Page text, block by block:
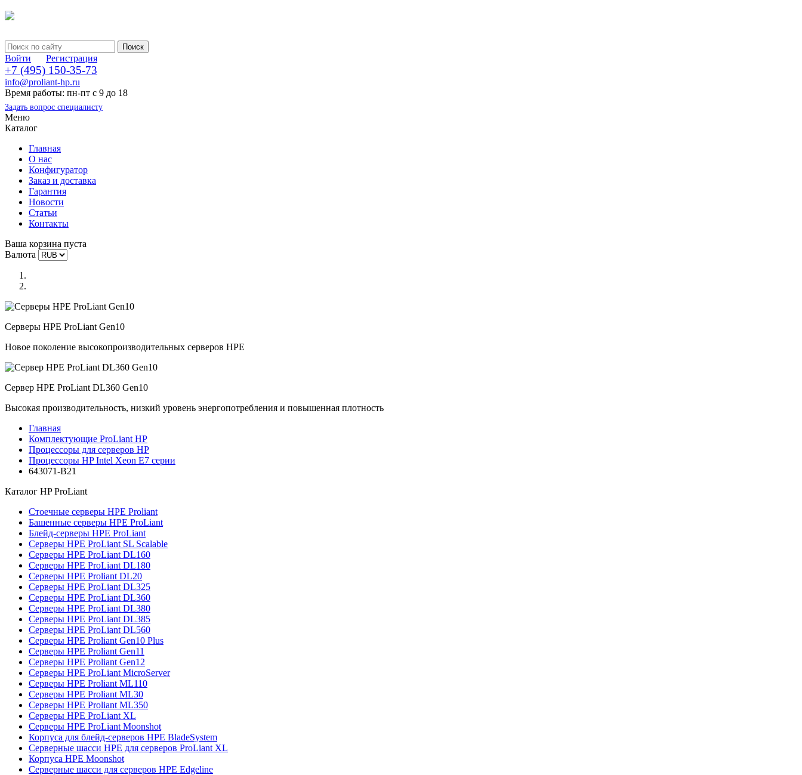
Войти Регистрация
+7 (495) 150-35-73
info@proliant-hp.ru
Время работы: пн-пт с 9 до 18
Задать вопрос специалисту
Меню
Каталог
Главная
О нас
Конфигуратор
Заказ и доставка
Гарантия
Новости
Статьи
Контакты
Ваша корзина пуста
Валюта
Серверы HPE ProLiant Gen10
Новое поколение высокопроизводительных серверов HPE
Сервер HPE ProLiant DL360 Gen10
Высокая производительность, низкий уровень энергопотребления и повышенная плотность
Главная
Комплектующие ProLiant HP
Процессоры для серверов HP
Процессоры HP Intel Xeon E7 серии
643071-B21
Каталог HP ProLiant
Стоечные серверы HPE Proliant
Башенные серверы HPE ProLiant
Блейд-серверы HPE ProLiant
Серверы HPE ProLiant SL Scalable
Серверы HPE ProLiant DL160
Серверы HPE ProLiant DL180
Серверы HPE Proliant DL20
Серверы HPE ProLiant DL325
Серверы HPE ProLiant DL360
Серверы HPE ProLiant DL380
Серверы HPE ProLiant DL385
Серверы HPE ProLiant DL560
Серверы HPE Proliant Gen10 Plus
Серверы HPE Proliant Gen11
Серверы HPE Proliant Gen12
Серверы HPE ProLiant MicroServer
Серверы HPE Proliant ML110
Серверы HPE Proliant ML30
Серверы HPE Proliant ML350
Серверы HPE ProLiant XL
Серверы HPE ProLiant Moonshot
Корпуса для блейд-серверов HPE BladeSystem
Серверные шасси HPE для серверов ProLiant XL
Корпуса HPE Moonshot
Серверные шасси для серверов HPE Edgeline